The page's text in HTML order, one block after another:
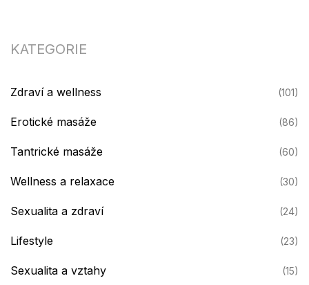
KATEGORIE
Zdraví a wellness (101)
Erotické masáže (86)
Tantrické masáže (60)
Wellness a relaxace (30)
Sexualita a zdraví (24)
Lifestyle (23)
Sexualita a vztahy (15)